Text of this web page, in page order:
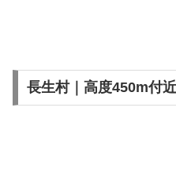
長生村｜高度450m付近